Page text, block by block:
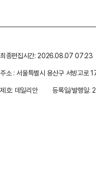
최종편집시간: 2026.08.07 07:23
주소 : 서울특별시 용산구 서빙고로
제호: 데일리안
등록일/발행일: